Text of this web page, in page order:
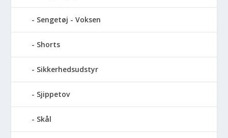
Sengetøj - Voksen
Shorts
Sikkerhedsudstyr
Sjippetov
Skål